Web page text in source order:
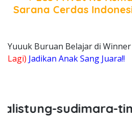
Sarana Cerdas
Yuuuk Buruan Belajar di
Lagi) Jadikan Anak Sang Juara!!
sudimara-timur--